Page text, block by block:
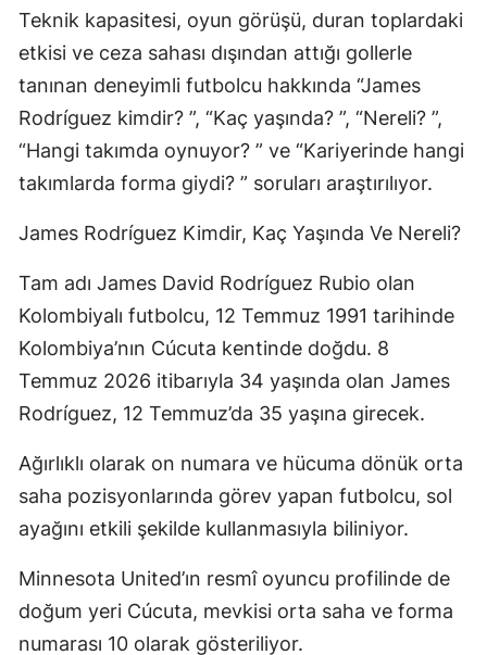
Teknik kapasitesi, oyun görüşü, duran toplardaki
etkisi ve ceza sahası dışından attığı gollerle
tanınan deneyimli futbolcu hakkında “James
Rodríguez kimdir? ”, “Kaç yaşında? ”, “Nereli? ”,
“Hangi takımda oynuyor? ” ve “Kariyerinde hangi
takımlarda forma giydi? ” soruları araştırılıyor.
James Rodríguez Kimdir, Kaç Yaşında Ve Nereli?
Tam adı James David Rodríguez Rubio olan
Kolombiyalı futbolcu, 12 Temmuz 1991 tarihinde
Kolombiya’nın Cúcuta kentinde doğdu. 8
Temmuz 2026 itibarıyla 34 yaşında olan James
Rodríguez, 12 Temmuz’da 35 yaşına girecek.
Ağırlıklı olarak on numara ve hücuma dönük orta
saha pozisyonlarında görev yapan futbolcu, sol
ayağını etkili şekilde kullanmasıyla biliniyor.
Minnesota United’ın resmî oyuncu profilinde de
doğum yeri Cúcuta, mevkisi orta saha ve forma
numarası 10 olarak gösteriliyor.